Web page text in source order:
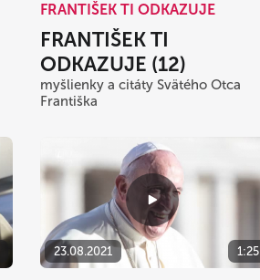
24 25 26 27 28
31 1 2 3
dnes vymazať
FRANTIŠEK TI ODKAZUJE
FRANTIŠEK TI
ODKAZUJE (12)
myšlienky a citáty Svätého Otca
Františka
23.08.2021 1:25